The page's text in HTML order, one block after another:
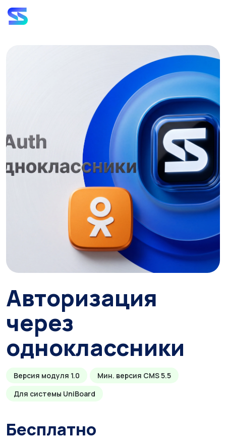
Авторизация
через
одноклассники
Версия модуля 1.0
Мин. версия CMS 5.5
Для системы UniBoard
Бесплатно